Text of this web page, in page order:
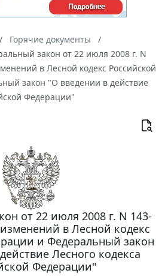
Горячие документы
закон от 22 июля 2008 г. N
в Лесной кодекс Российской
закон "О введении в действие
Федерации"
от 22 июля 2008 г. N 143-
в Лесной кодекс
и Федеральный закон
Лесного кодекса
Федерации"